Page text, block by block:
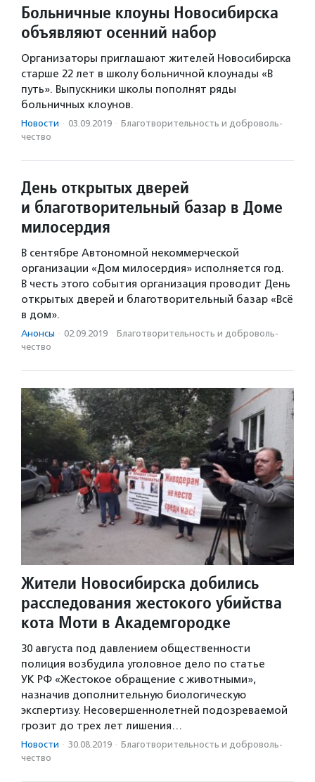
Больничные клоуны Новосибирска
объявляют осенний набор
Организаторы приглашают жителей Новосибирска
старше 22 лет в школу больничной клоунады «В
путь». Выпускники школы пополнят ряды
больничных клоунов.
Новости · 03.09.2019 · Благотвори­тель­ность и доброволь­
чест­во
День открытых дверей
и благотворительный базар в Доме
милосердия
В сентябре Автономной некоммерческой
организации «Дом милосердия» исполняется год.
В честь этого события организация проводит День
открытых дверей и благотворительный базар «Всё
в дом».
Анонсы · 02.09.2019 · Благотвори­тель­ность и доброволь­
чест­во
Жители Новосибирска добились
расследования жестокого убийства
кота Моти в Академгородке
30 августа под давлением общественности
полиция возбудила уголовное дело по статье
УК РФ «Жестокое обращение с животными»,
назначив дополнительную биологическую
экспертизу. Несовершеннолетней подозреваемой
грозит до трех лет лишения…
Новости · 30.08.2019 · Благотвори­тель­ность и доброволь­
чест­во